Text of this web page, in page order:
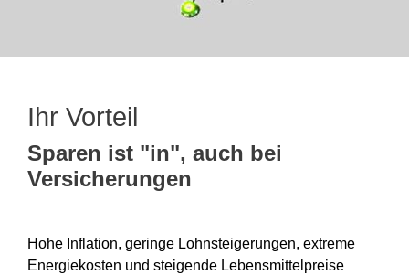
Ihr Vorteil
Sparen ist "in", auch bei
Versicherungen
Hohe Inflation, geringe Lohnsteigerungen, extreme
Energiekosten und steigende Lebensmittelpreise